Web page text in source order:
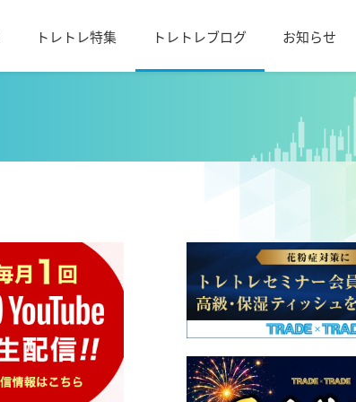
トレトレ特集 トレトレブログ お知らせ